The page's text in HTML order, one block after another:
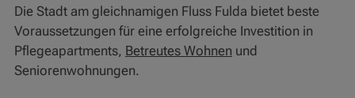
Die Stadt am gleichnamigen Fluss Fulda bietet beste
Voraussetzungen für eine erfolgreiche Investition in
Pflegeapartments, Betreutes Wohnen und
Seniorenwohnungen.